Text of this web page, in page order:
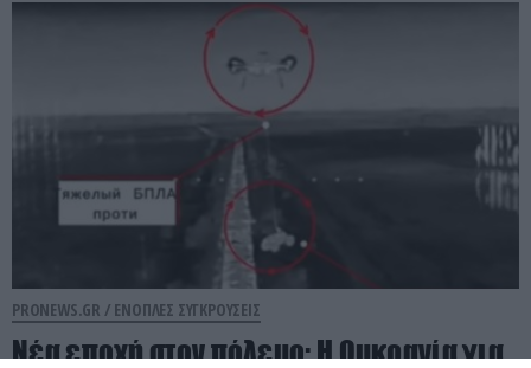
PRONEWS.GR / ΕΝΟΠΛΕΣ ΣΥΓΚΡΟΥΣΕΙΣ
Νέα εποχή στον πόλεμο: Η Ουκρανία για